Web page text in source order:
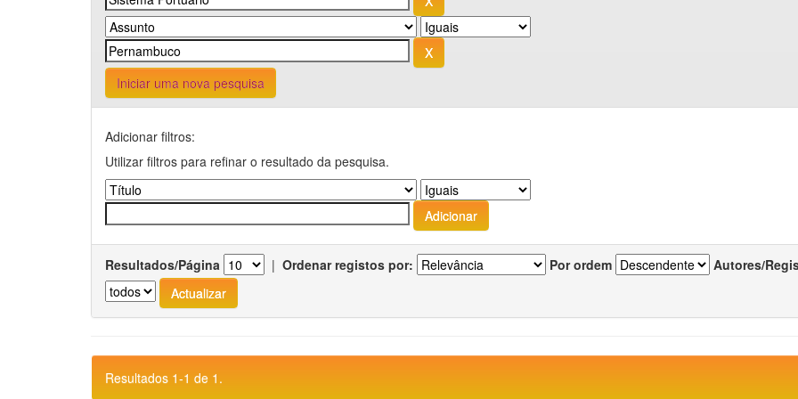
Iniciar uma nova pesquisa
Adicionar filtros:
Utilizar filtros para refinar o resultado da pesquisa.
Resultados/Página | Ordenar registos por: Por ordem Autores/
Resultados 1-1 de 1.